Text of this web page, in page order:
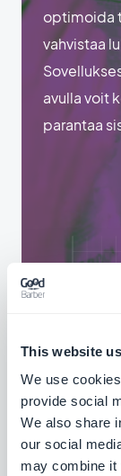
This website
We use
provide social
We also share
our social
may combine it
optimoida
vahvistaa
avulla voit
parantaa